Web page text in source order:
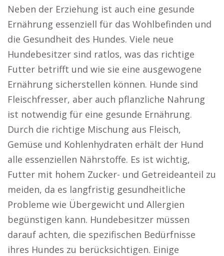
Neben der Erziehung ist auch eine gesunde
Ernährung essenziell für das Wohlbefinden und
die Gesundheit des Hundes. Viele neue
Hundebesitzer sind ratlos, was das richtige
Futter betrifft und wie sie eine ausgewogene
Ernährung sicherstellen können. Hunde sind
Fleischfresser, aber auch pflanzliche Nahrung
ist notwendig für eine gesunde Ernährung.
Durch die richtige Mischung aus Fleisch,
Gemüse und Kohlenhydraten erhält der Hund
alle essenziellen Nährstoffe. Es ist wichtig,
Futter mit hohem Zucker- und Getreideanteil zu
meiden, da es langfristig gesundheitliche
Probleme wie Übergewicht und Allergien
begünstigen kann. Hundebesitzer müssen
darauf achten, die spezifischen Bedürfnisse
ihres Hundes zu berücksichtigen. Einige